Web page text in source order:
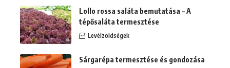
Lollo rossa saláta bemutatása – A
tépősaláta termesztése
Levélzöldségek
Sárgarépa termesztése és gondozása